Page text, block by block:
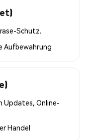
Schutz.
Aufbewahrung
Updates, Online-
Handel